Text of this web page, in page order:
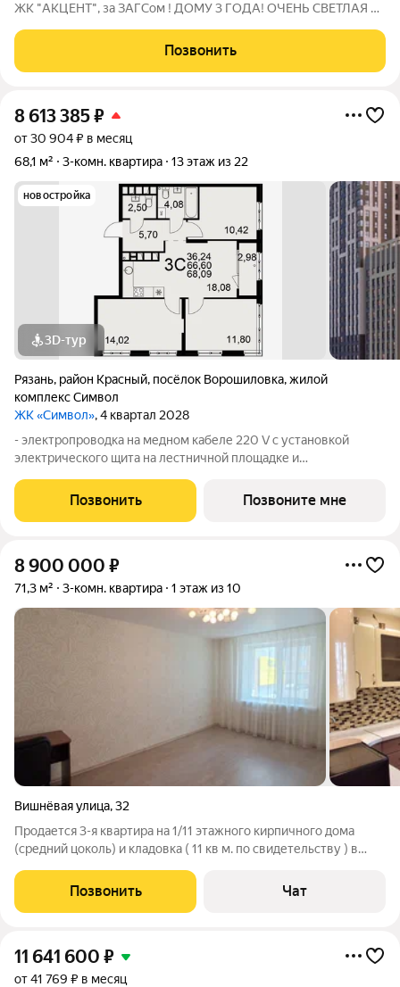
ЖK "АКЦЕНТ", за ЗАГСом ! ДОМУ 3 ГОДА! ОЧЕНЬ СВЕТЛАЯ И
на лучших условиях (в том числе по некоторым вариантам
возможна ипотека для СЕМЕЙ с
Позвонить
8 613 385₽
от 30 904 ₽ в месяц
68,1 м²
3-комн. квартира 13 этаж из 22
новостройка
3D-тур
Рязань, район Красный, посёлок Ворошиловка,жилой
комплекс Символ
ЖК «Символ», 4 квартал 2028
- электропроводка на медном кабеле 220 V с установкой
электрического щита на лестничной площадке и
стен кроме откосов дверных и оконных проемов, ниш
прохождения стояков водопровода и
Позвонить Позвоните мне
8 900 000 ₽
71,3 м² 3-комн. квартира 1 этаж из 10
Вишнёвая улица,32
Продается 3-я квартира на 1/11 этажного кирпичного дома
(средний цоколь) и кладовка ( 11 кв м. по свидетельству ) в
качественный ремонт, Кухня-гостиная .Три изолированные
комнаты, большая
Позвонить Чат
11 641 600 ₽
от 41 769 ₽ в месяц